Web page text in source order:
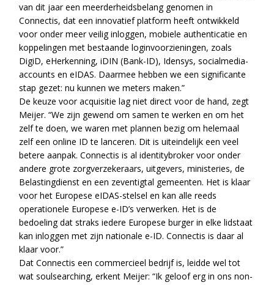
van dit jaar een meerderheidsbelang genomen in
Connectis, dat een innovatief platform heeft ontwikkeld
voor onder meer veilig inloggen, mobiele authenticatie en
koppelingen met bestaande loginvoorzieningen, zoals
DigiD, eHerkenning, iDIN (Bank-ID), Idensys, socialmedia-
accounts en eIDAS. Daarmee hebben we een significante
stap gezet: nu kunnen we meters maken.”
De keuze voor acquisitie lag niet direct voor de hand, zegt
Meijer. “We zijn gewend om samen te werken en om het
zelf te doen, we waren met plannen bezig om helemaal
zelf een online ID te lanceren. Dit is uiteindelijk een veel
betere aanpak. Connectis is al identitybroker voor onder
andere grote zorgverzekeraars, uitgevers, ministeries, de
Belastingdienst en een zeventigtal gemeenten. Het is klaar
voor het Europese eIDAS-stelsel en kan alle reeds
operationele Europese e-ID’s verwerken. Het is de
bedoeling dat straks iedere Europese burger in elke lidstaat
kan inloggen met zijn nationale e-ID. Connectis is daar al
klaar voor.”
Dat Connectis een commercieel bedrijf is, leidde wel tot
wat soulsearching, erkent Meijer: “Ik geloof erg in ons non-